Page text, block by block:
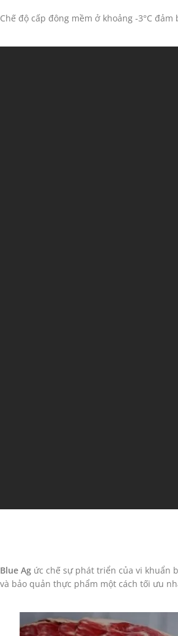
Chế độ cấp đông mềm ở khoảng -3°C
Blue Ag ức chế sự phát triển của vi khuẩn
và bảo quản thực phẩm một cách tối ưu